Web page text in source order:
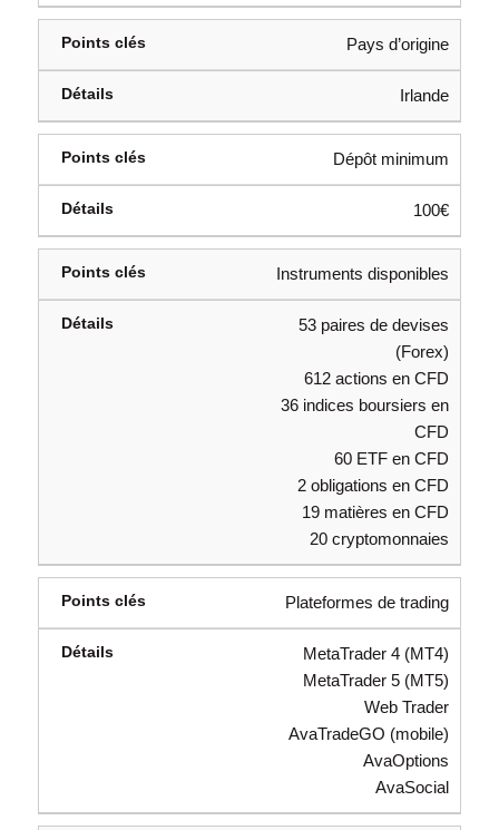
Pays d’origine
Irlande
Dépôt minimum
100€
Instruments disponibles
53 paires de devises
(Forex)
612 actions en CFD
36 indices boursiers en
CFD
60 ETF en CFD
2 obligations en CFD
19 matières en CFD
20 cryptomonnaies
Plateformes de trading
MetaTrader 4 (MT4)
MetaTrader 5 (MT5)
Web Trader
AvaTradeGO (mobile)
AvaOptions
AvaSocial